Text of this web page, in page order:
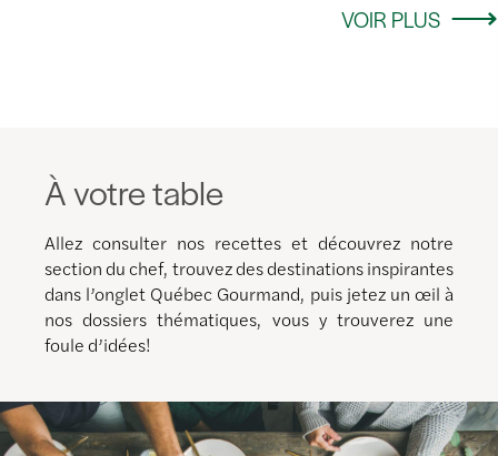
VOIR PLUS
À votre table
Allez consulter nos recettes et découvrez notre
section du chef, trouvez des destinations inspirantes
dans l’onglet Québec Gourmand, puis jetez un œil à
nos dossiers thématiques, vous y trouverez une
foule d’idées!